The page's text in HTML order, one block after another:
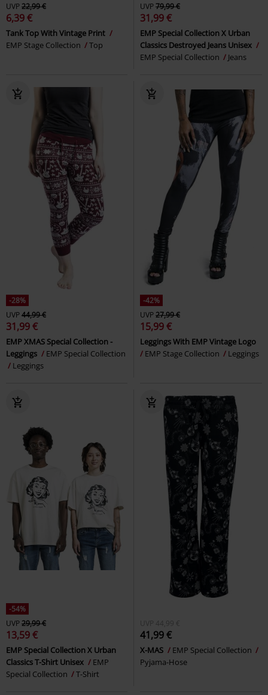
UVP22,99 €
6,39 €
Tank Top With Vintage Print
EMP Stage Collection
Top
UVP79,99 €
31,99 €
EMP Special Collection X Urban
Classics Destroyed Jeans Unisex
EMP Special Collection
Jeans
-28%
UVP44,99 €
31,99 €
EMP XMAS Special Collection -
Leggings
EMP Special Collection
Leggings
-42%
UVP27,99 €
15,99 €
Leggings With EMP Vintage Logo
EMP Stage Collection
Leggings
-54%
UVP29,99 €
13,59 €
EMP Special Collection X Urban
Classics T-Shirt Unisex
EMP
Special Collection
T-Shirt
UVP 44,99 €
41,99 €
X-MAS
EMP Special Collection
Pyjama-Hose